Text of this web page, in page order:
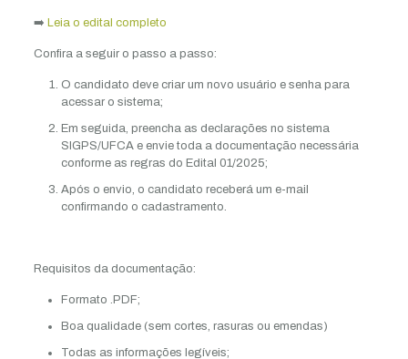
➡️ Leia o edital completo
Confira a seguir o passo a passo:
O candidato deve criar um novo usuário e senha para
acessar o sistema;
Em seguida, preencha as declarações no sistema
SIGPS/UFCA e envie toda a documentação necessária
conforme as regras do Edital 01/2025;
Após o envio, o candidato receberá um e-mail
confirmando o cadastramento.
Requisitos da documentação:
Formato .PDF;
Boa qualidade (sem cortes, rasuras ou emendas)
Todas as informações legíveis;